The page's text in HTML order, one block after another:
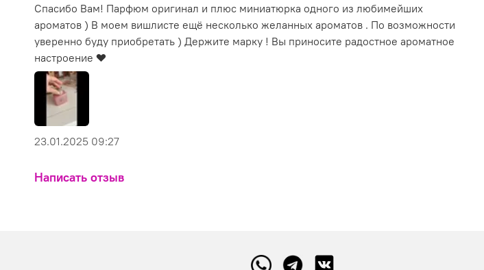
Спасибо Вам! Парфюм оригинал и плюс миниатюрка одного из любимейших
ароматов ) В моем вишлисте ещё несколько желанных ароматов . По возможности
уверенно буду приобретать ) Держите марку ! Вы приносите радостное ароматное
настроение ❤️
23.01.2025 09:27
Написать отзыв